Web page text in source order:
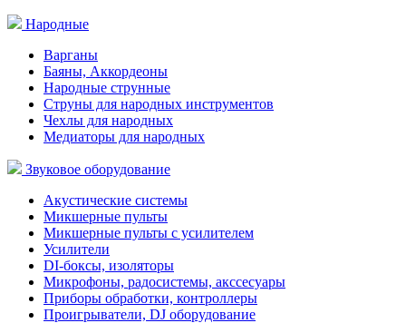
Народные
Варганы
Баяны, Аккордеоны
Народные струнные
Струны для народных инструментов
Чехлы для народных
Медиаторы для народных
Звуковое оборудование
Акустические системы
Микшерные пульты
Микшерные пульты с усилителем
Усилители
DI-боксы, изоляторы
Микрофоны, радосистемы, акссесуары
Приборы обработки, контроллеры
Проигрыватели, DJ оборудование